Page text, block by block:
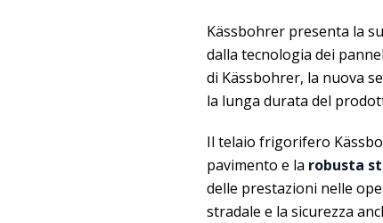
Kässbohrer presenta la
dalla tecnologia dei
di Kässbohrer, la nuova
la lunga durata del
Il telaio frigorifero
pavimento e la robusta
delle prestazioni nelle
stradale e la sicurezza